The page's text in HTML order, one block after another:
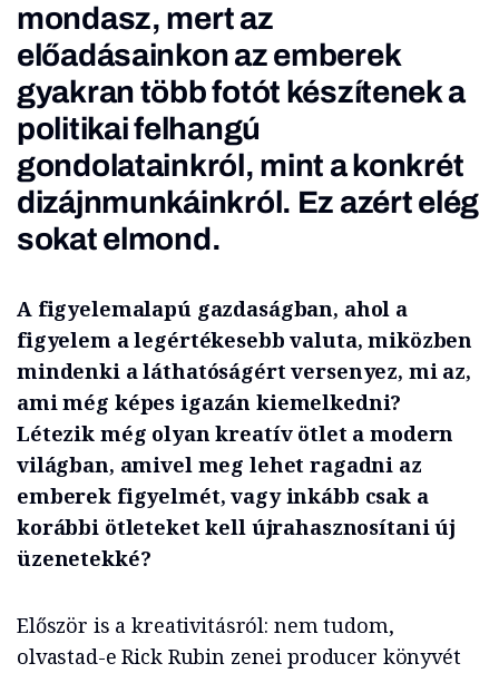
mondasz, mert az
előadásainkon az emberek
gyakran több fotót készítenek a
politikai felhangú
gondolatainkról, mint a konkrét
dizájnmunkáinkról. Ez azért elég
sokat elmond.
A figyelemalapú gazdaságban, ahol a
figyelem a legértékesebb valuta, miközben
mindenki a láthatóságért versenyez, mi az,
ami még képes igazán kiemelkedni?
Létezik még olyan kreatív ötlet a modern
világban, amivel meg lehet ragadni az
emberek figyelmét, vagy inkább csak a
korábbi ötleteket kell újrahasznosítani új
üzenetekké?
Először is a kreativitásról: nem tudom,
olvastad-e Rick Rubin zenei producer könyvét